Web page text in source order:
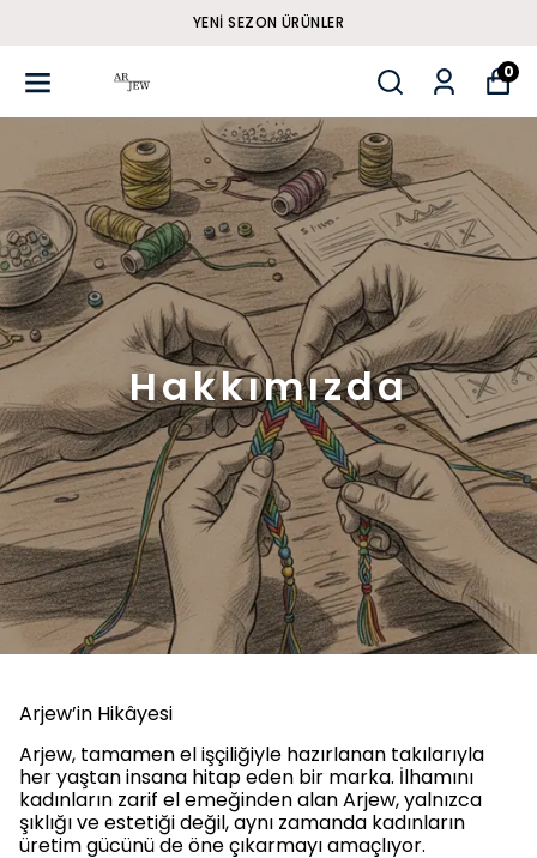
YENI SEZON ÜRÜNLER
0
Hakkımızda
Arjew’in Hikâyesi
Arjew, tamamen el işçiliğiyle hazırlanan takılarıyla
her yaştan insana hitap eden bir marka. İlhamını
kadınların zarif el emeğinden alan Arjew, yalnızca
şıklığı ve estetiği değil, aynı zamanda kadınların
üretim gücünü de öne çıkarmayı amaçlıyor.